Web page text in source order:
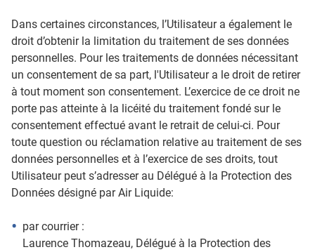
Dans certaines circonstances, l’Utilisateur a également le
droit d’obtenir la limitation du traitement de ses données
personnelles. Pour les traitements de données nécessitant
un consentement de sa part, l'Utilisateur a le droit de retirer
à tout moment son consentement. L’exercice de ce droit ne
porte pas atteinte à la licéité du traitement fondé sur le
consentement effectué avant le retrait de celui-ci. Pour
toute question ou réclamation relative au traitement de ses
données personnelles et à l’exercice de ses droits, tout
Utilisateur peut s’adresser au Délégué à la Protection des
Données désigné par Air Liquide:
par courrier :
Laurence Thomazeau, Délégué à la Protection des